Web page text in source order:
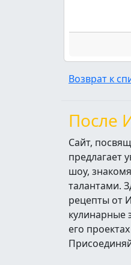
Возврат к
После
Сайт,
предлагает
шоу,
талантами.
рецепты от
кулинарные
его